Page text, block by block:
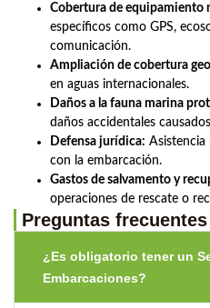
Cobertura de equipamiento
específicos como GPS,
comunicación.
Ampliación de cobertura
en aguas internacionales.
Daños a la fauna marina
daños accidentales
Defensa jurídica: Asistencia
con la embarcación.
Gastos de salvamento y
operaciones de rescate o
Preguntas frecuentes
¿Es obligatorio tener un
Embarcaciones?